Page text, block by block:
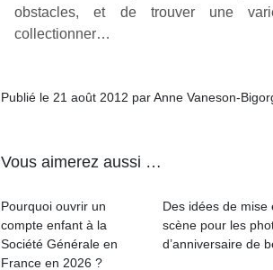
obstacles, et de trouver une
collectionner…
Publié le 21 août 2012 par Anne Vaneson-
Vous aimerez aussi …
Pourquoi ouvrir un
compte enfant à la
Société Générale en
France en 2026 ?
Des idées de mise
scène pour les
d’anniversaire de
souvent
occupations
activité
physique
ou
et avec le
l’occasion